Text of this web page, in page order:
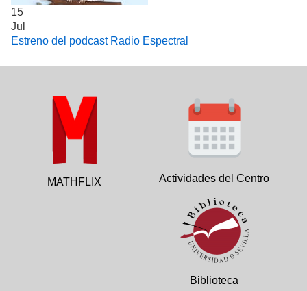
15
Jul
Estreno del podcast Radio Espectral
MATHFLIX Actividades del Centro
Biblioteca